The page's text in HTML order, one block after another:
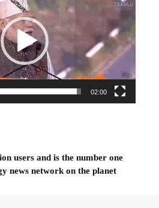
02:00
users and is the number one
news network on the planet